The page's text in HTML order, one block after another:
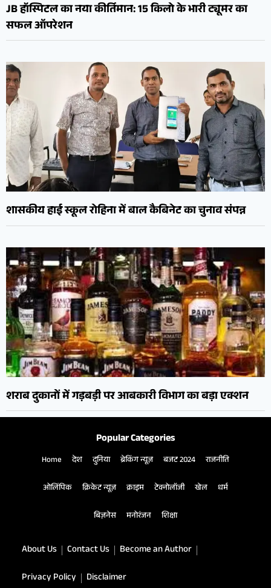
JB हॉस्पिटल का नया कीर्तिमान: 15 किलो के भारी ट्यूमर का
सफल ऑपरेशन
शासकीय हाई स्कूल रोहिना में बाल कैबिनेट का चुनाव संपन्न
शराब दुकानों में गड़बड़ी पर आबकारी विभाग का बड़ा एक्शन
Popular Categories
Home देश दुनिया ब्रेकिंग न्यूज़ बजट 2024 राजनीति
ओलिंपिक क्रिकेट न्यूज़ क्राइम टेक्नोलॉजी खेल धर्म
बिज़नेस मनोरंजन शिक्षा
About Us Contact Us
Become an Author
Privacy Policy
Disclaimer